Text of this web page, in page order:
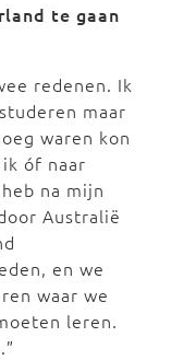
te gaan
redenen. Ik
maar
waren kon
óf naar
na mijn
Australië
en we
waar we
leren.